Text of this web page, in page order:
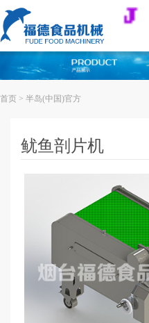
首页 > 半岛(中国)官方
鱿鱼剖片机